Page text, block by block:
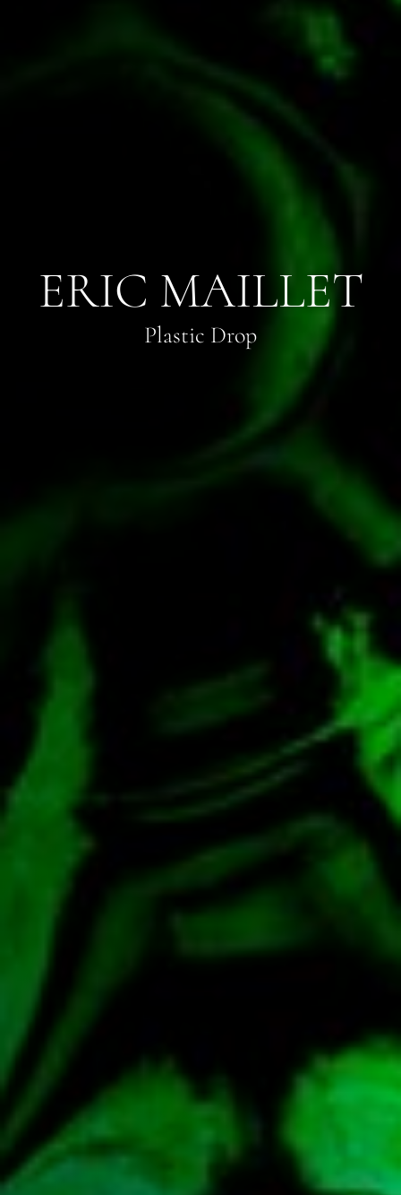
ERIC MAILLET
Plastic Drop